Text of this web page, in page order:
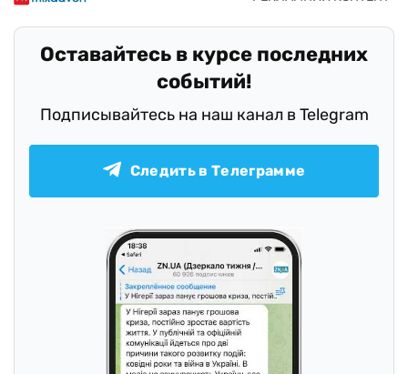
Оставайтесь в курсе последних
событий!
Подписывайтесь на наш канал в Telegram
Следить в Телеграмме